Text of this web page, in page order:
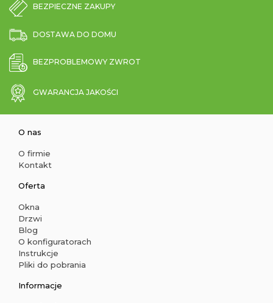
BEZPIECZNE ZAKUPY
DOSTAWA DO DOMU
BEZPROBLEMOWY ZWROT
GWARANCJA JAKOŚCI
O nas
O firmie
Kontakt
Oferta
Okna
Drzwi
Blog
O konfiguratorach
Instrukcje
Pliki do pobrania
Informacje